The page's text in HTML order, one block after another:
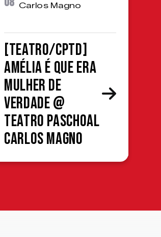
Carlos Magno
[TEATRO/CPTD]
Amélia é que era
mulher de
verdade @
Teatro Paschoal
Carlos Magno